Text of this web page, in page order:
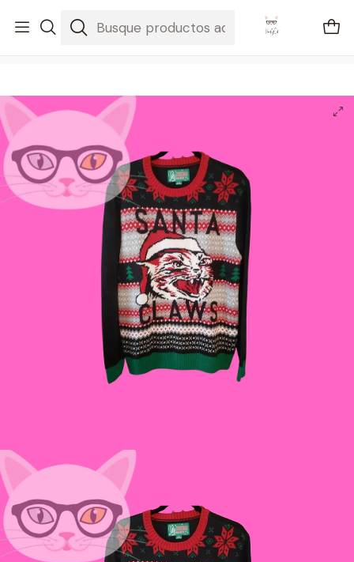
🚐 Envíos Nacionales gratis en compras mayores a $2100